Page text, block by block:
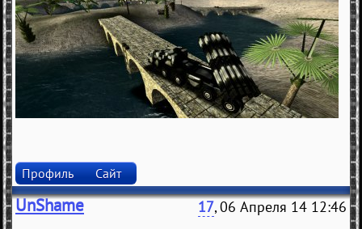
Профиль Сайт
UnShame 17, 06 Апреля 14 12:46